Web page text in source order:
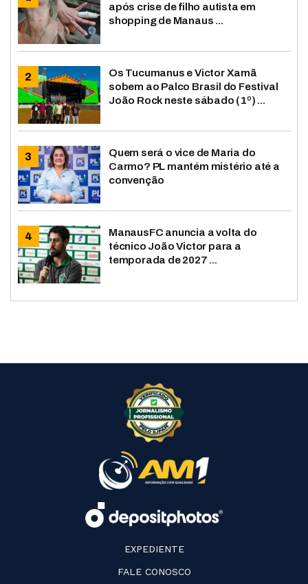
após crise de filho autista em
shopping de Manaus ...
Os Tucumanus e Victor Xamã
sobem ao Palco Brasil do Festival
João Rock neste sábado (1º) ...
Quem será o vice de Maria do
Carmo? PL mantém mistério até a
convenção
ManausFC anuncia a volta do
técnico João Victor para a
temporada de 2027 ...
EXPEDIENTE
FALE CONOSCO